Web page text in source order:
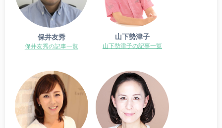
保井友秀
保井友秀の記事一覧
山下勢津子
山下勢津子の記事一覧